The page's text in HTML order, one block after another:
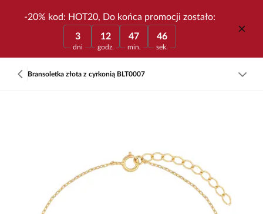
-20% kod: HOT20, Do końca promocji zostało:
3
dni
12
godz.
47
min.
46
sek.
Bransoletka złota z cyrkonią BLT0007